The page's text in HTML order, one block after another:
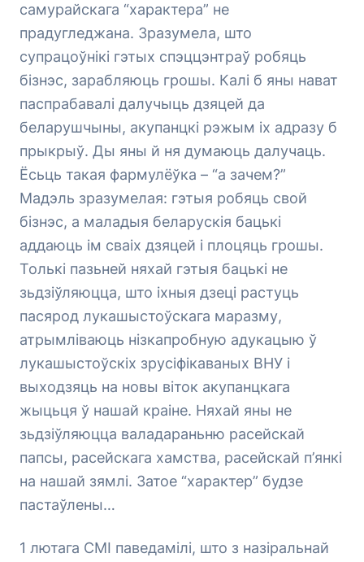
самурайскага “характера” не
прадугледжана. Зразумела, што
супрацоўнікі гэтых спэццэнтраў робяць
бізнэс, зарабляюць грошы. Калі б яны нават
паспрабавалі далучыць дзяцей да
беларушчыны, акупанцкі рэжым іх адразу б
прыкрыў. Ды яны й ня думаюць далучаць.
Ёсьць такая фармулёўка – “а зачем?”
Мадэль зразумелая: гэтыя робяць свой
бізнэс, а маладыя беларускія бацькі
аддаюць ім сваіх дзяцей і плоцяць грошы.
Толькі пазьней няхай гэтыя бацькі не
зьдзіўляюцца, што іхныя дзеці растуць
пасярод лукашыстоўскага маразму,
атрымліваюць нізкапробную адукацыю ў
лукашыстоўскіх зрусіфікаваных ВНУ і
выходзяць на новы віток акупанцкага
жыцьця ў нашай краіне. Няхай яны не
зьдзіўляюцца валадараньню расейскай
папсы, расейскага хамства, расейскай п’янкі
на нашай зямлі. Затое “характер” будзе
пастаўлены…
1 лютага СМІ паведамілі, што з назіральнай